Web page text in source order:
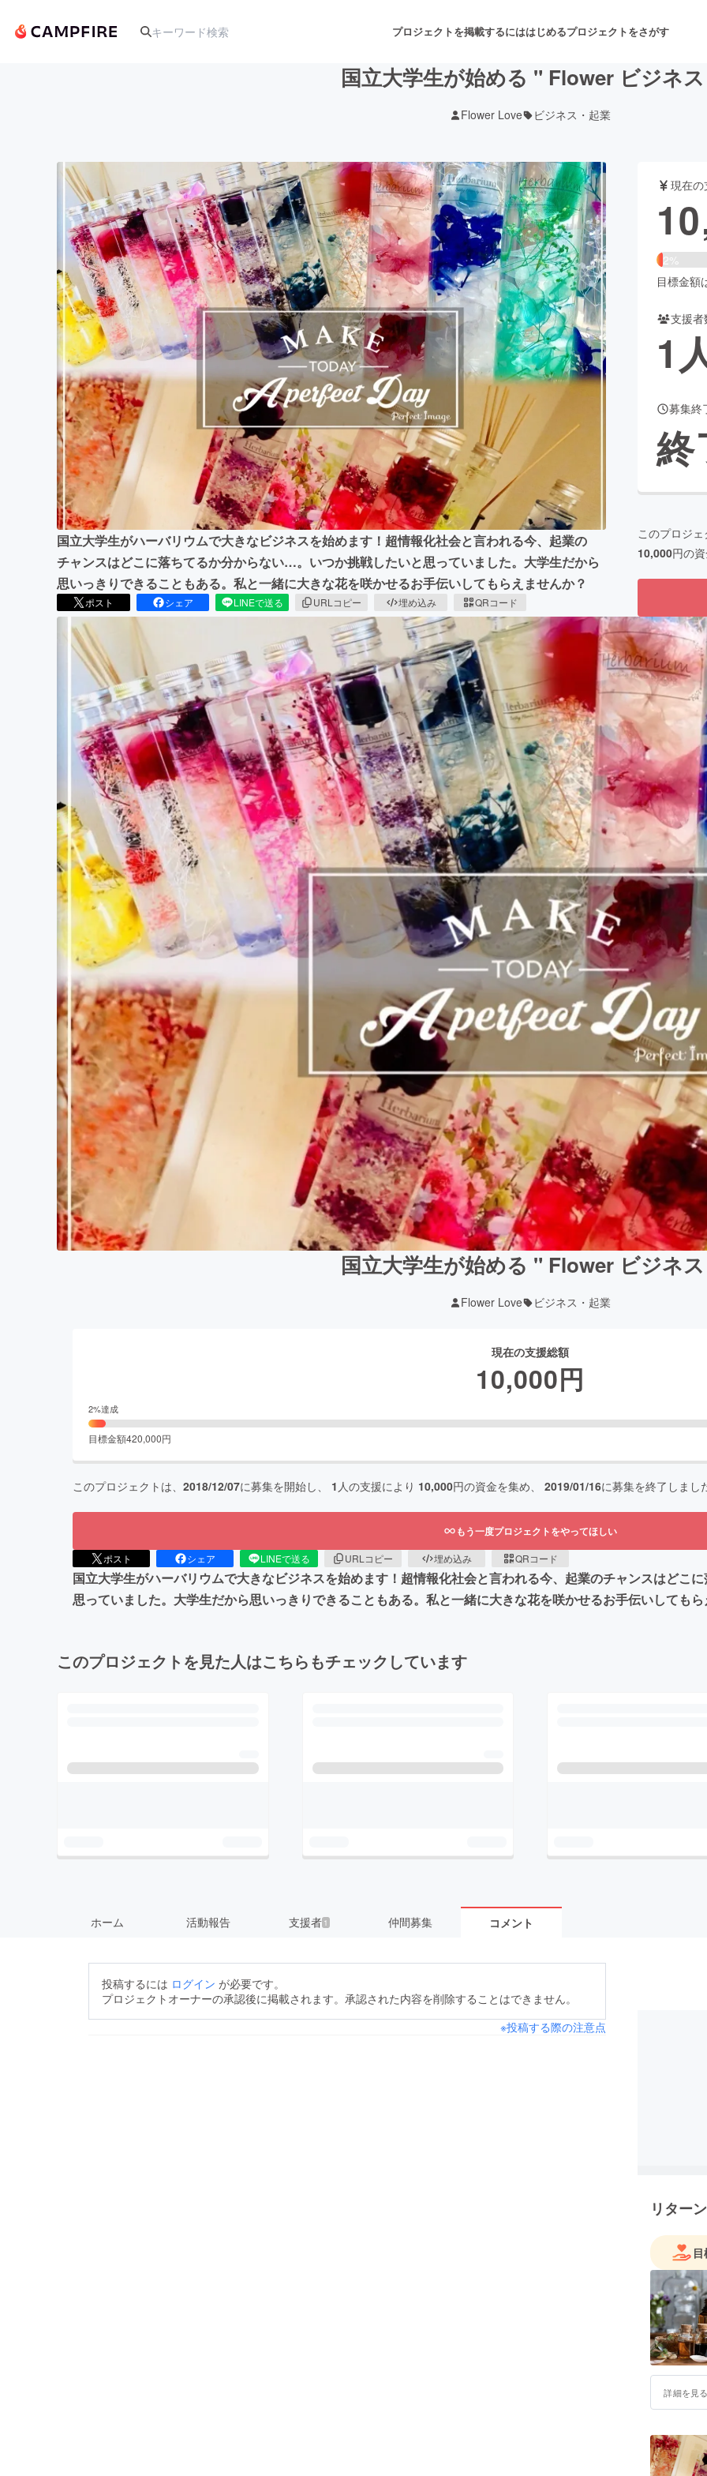
プロジェクトを掲載するにははじめるプロジェクトをさがす
アート・写真 音楽 舞台・パフォーマンス
テクノロジー・ガジェット ゲーム・サービス開発 フード・飲食店
映像・映画 書籍・雑誌出版 アニメ・漫画
ビジネス・起業 チャレンジ ビューティー・ヘルスケ
CAMPFIRE for Social Good
CAMPFIREふるさと納税 machi-ya
国立大学生が始める " Flower ビジネ
Flower Love ビジネス・起業
国立大学生がハーバリウムで大きなビジネスを始めます！超情報化社会と言われる今、起業の
チャンスはどこに落ちてるか分からない…。いつか挑戦したいと思っていました。大学生だから
思いっきりできることもある。私と一緒に大きな花を咲かせるお手伝いしてもらえませんか？
ポスト シェア LINEで送る URLコピー 埋め込み QRコード
現在
2%
目標金額
支援者
1
募集終
終
このプロジ
10,000円の
国立大学生が始める " Flower ビジネ
Flower Love ビジネス・起業
現在の支援総額
10,000円
2%達成
目標金額420,000円
このプロジェクトは、 2018/12/07に募集を開始し、 1 人の支援により 10,000円の資金を集め、 2019/01/16に募集を終了しまし
もう一度プロジェクトをやってほしい
ポスト シェア LINEで送る URLコピー 埋め込み QRコード
国立大学生がハーバリウムで大きなビジネスを始めます！超情報化社会と言われる今、起業のチャンスはどこ
思っていました。大学生だから思いっきりできることもある。私と一緒に大きな花を咲かせるお手伝いしても
このプロジェクトを見た人はこちらもチェックしています
ホーム 活動報告 支援者 1 仲間募集 コメント
投稿するには ログイン が必要です。
プロジェクトオーナーの承認後に掲載されます。承認された内容を削除することはできません。
※投稿する際の注意点
リター
詳細を見